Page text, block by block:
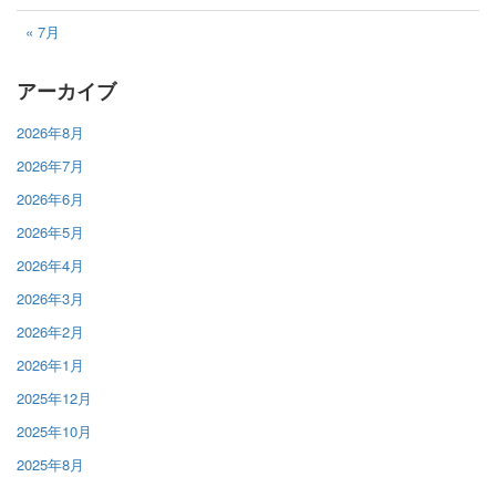
« 7月
アーカイブ
2026年8月
2026年7月
2026年6月
2026年5月
2026年4月
2026年3月
2026年2月
2026年1月
2025年12月
2025年10月
2025年8月